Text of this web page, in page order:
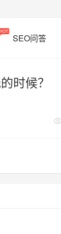
HOT
SEO问答
时候？